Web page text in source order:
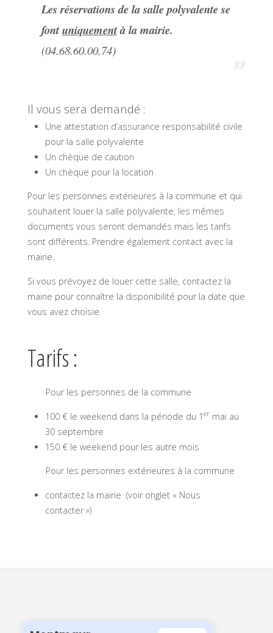
Les réservations de la salle polyvalente se
fontuniquementà la mairie.
(04.68.60.00.74)
Il vous sera demandé :
Une attestation d’assurance responsabilité civile
pour la salle polyvalente
Un chèque de caution
Un chèque pour la location
Pour les personnes extérieures à la commune et qui
souhaitent louer la salle polyvalente, les mêmes
documents vous seront demandés mais les tarifs
sont différents. Prendre également contact avec la
mairie.
Si vous prévoyez de louer cette salle, contactez la
mairie pour connaître la disponibilité pour la date que
vous avez choisie.
Tarifs :
Pour les personnes de la commune
100 € le weekend dans la période du 1 ermai au
30 septembre
150 € le weekend pour les autre mois
Pour les personnes extérieures à la commune
contactez la mairie (voir onglet « Nous
contacter »)